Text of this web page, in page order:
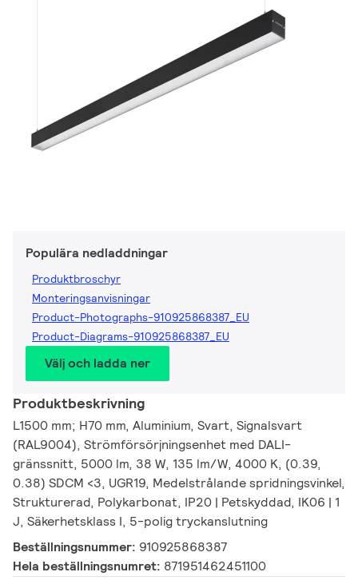
Populära nedladdningar
Produktbroschyr
Monteringsanvisningar
Product-Photographs-910925868387_EU
Product-Diagrams-910925868387_EU
Välj och ladda ner
Produktbeskrivning
L1500 mm; H70 mm, Aluminium, Svart, Signalsvart
(RAL9004), Strömförsörjningsenhet med DALI-
gränssnitt, 5000 lm, 38 W, 135 lm/W, 4000 K, (0.39,
0.38) SDCM <3, UGR19, Medelstrålande spridningsvinkel,
Strukturerad, Polykarbonat, IP20 | Petskyddad, IK06 | 1
J, Säkerhetsklass I, 5-polig tryckanslutning
Beställningsnummer: 910925868387
Hela beställningsnumret: 871951462451100